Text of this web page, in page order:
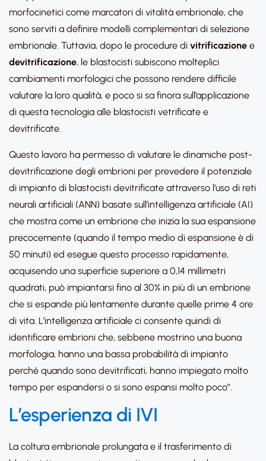
morfocinetici come marcatori di vitalità embrionale, che
sono serviti a definire modelli complementari di selezione
embrionale. Tuttavia, dopo le procedure di vitrificazione e
devitrificazione, le blastocisti subiscono molteplici
cambiamenti morfologici che possono rendere difficile
valutare la loro qualità, e poco si sa finora sull’applicazione
di questa tecnologia alle blastocisti vetrificate e
devitrificate.
Questo lavoro ha permesso di valutare le dinamiche post-
devitrificazione degli embrioni per prevedere il potenziale
di impianto di blastocisti devitrificate attraverso l’uso di reti
neurali artificiali (ANN) basate sull’intelligenza artificiale (AI)
che mostra come un embrione che inizia la sua espansione
precocemente (quando il tempo medio di espansione è di
50 minuti) ed esegue questo processo rapidamente,
acquisendo una superficie superiore a 0,14 millimetri
quadrati, può impiantarsi fino al 30% in più di un embrione
che si espande più lentamente durante quelle prime 4 ore
di vita. L’intelligenza artificiale ci consente quindi di
identificare embrioni che, sebbene mostrino una buona
morfologia, hanno una bassa probabilità di impianto
perché quando sono devitrificati, hanno impiegato molto
tempo per espandersi o si sono espansi molto poco”.
L’esperienza di IVI
La coltura embrionale prolungata e il trasferimento di